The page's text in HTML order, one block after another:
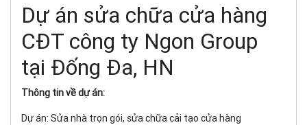
Dự án sửa chữa cửa hàng
CĐT công ty Ngon Group
tại Đống Đa, HN
Thông tin về dự án:
Dự án: Sửa nhà trọn gói, sửa chữa cải tạo cửa hàng